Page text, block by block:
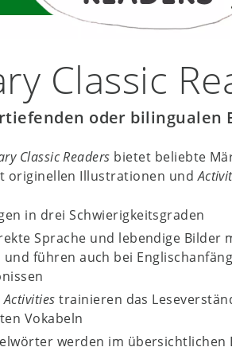
Classic
oder bilingualen
Classic Readers bietet beliebte
originellen Illustrationen und
in drei Schwierigkeitsgraden
Sprache und lebendige Bilder
führen auch bei
Activities trainieren das
Vokabeln
werden im